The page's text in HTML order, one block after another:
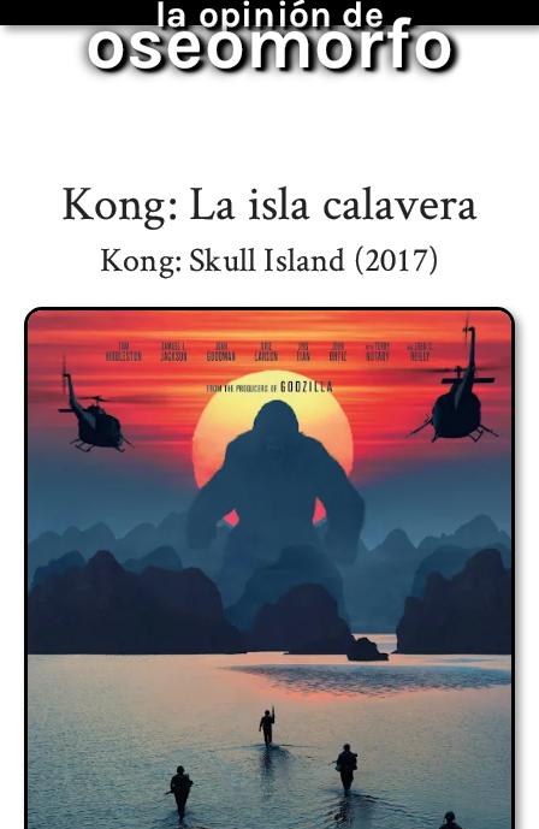
la opinión de
oseomorfo
Kong: La isla calavera
Kong: Skull Island (2017)